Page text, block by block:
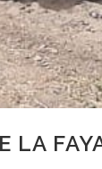
LA